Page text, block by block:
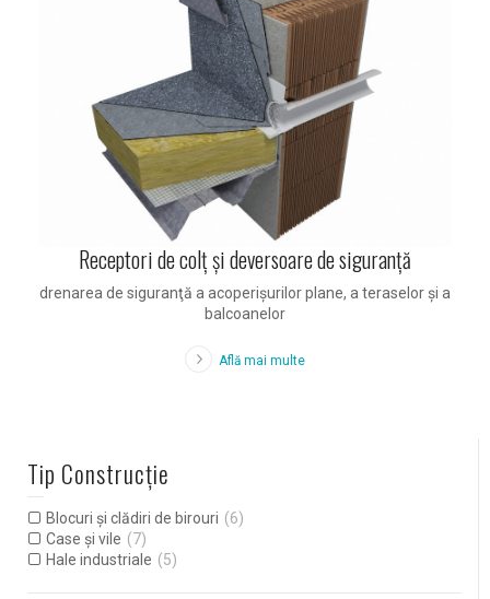
Receptori de colţ şi deversoare de siguranţă
drenarea de siguranţă a acoperişurilor plane, a teraselor şi a
balcoanelor
Află mai multe
Tip Construcție
Blocuri și clădiri de birouri (6)
Case și vile (7)
Hale industriale (5)